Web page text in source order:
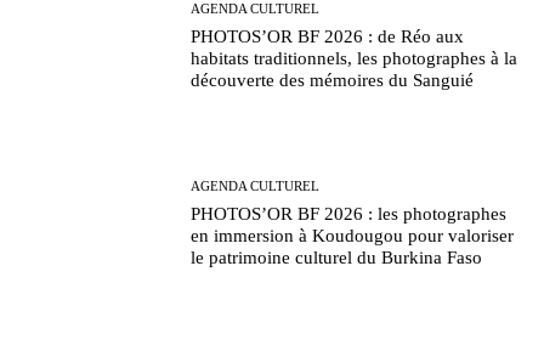
AGENDA CULTUREL
PHOTOS’OR BF 2026 : de Réo aux
habitats traditionnels, les photographes à la
découverte des mémoires du Sanguié
AGENDA CULTUREL
PHOTOS’OR BF 2026 : les photographes
en immersion à Koudougou pour valoriser
le patrimoine culturel du Burkina Faso